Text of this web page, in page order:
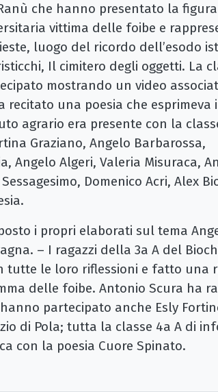
che hanno presentato la
vittima delle foibe e
luogo del ricordo dell’esodo
Il cimitero degli oggetti. La
mostrando un video
recitato una poesia che esprimeva
agrario era presente con la
Graziano, Angelo Barbarossa,
Angelo Algeri, Valeria Misuraca,
Domenico Acri, Alex
i propri elaborati sul tema
– I ragazzi della 3a A del
tutte le loro riflessioni e fatto una
delle foibe. Antonio Scura ha
partecipato anche Esly
di Pola; tutta la classe 4a A di
con la poesia Cuore Spinato.